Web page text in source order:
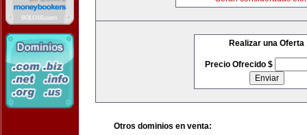
Realizar una Oferta
Precio Ofrecido $
Otros dominios en venta: